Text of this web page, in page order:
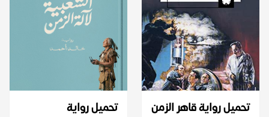
تحميل رواية قاهر الزمن
تحميل رواية